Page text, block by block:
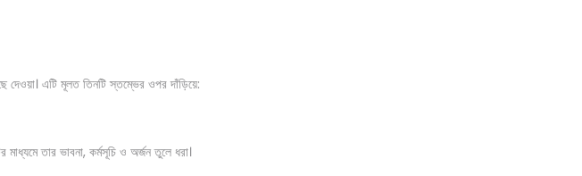
দেওয়া। এটি মূলত তিনটি স্তম্ভের ওপর দাঁড়িয়ে:
তার ভাবনা, কর্মসূচি ও অর্জন তুলে ধরা।